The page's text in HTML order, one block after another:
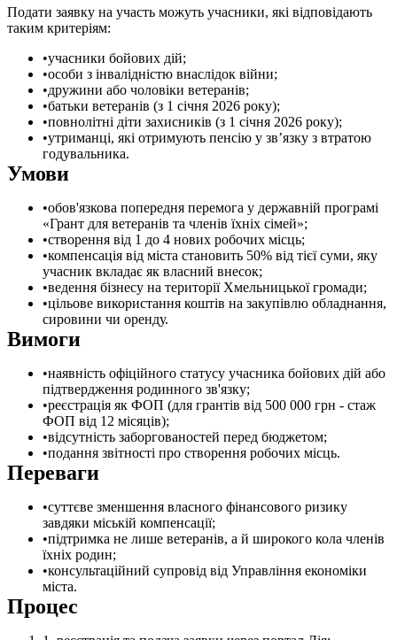
Подати заявку на участь можуть учасники, які відповідають
таким критеріям:
учасники бойових дій;
особи з інвалідністю внаслідок війни;
дружини або чоловіки ветеранів;
батьки ветеранів (з 1 січня 2026 року);
повнолітні діти захисників (з 1 січня 2026 року);
утриманці, які отримують пенсію у зв’язку з втратою
годувальника.
Умови
обов'язкова попередня перемога у державній програмі
«Грант для ветеранів та членів їхніх сімей»;
створення від 1 до 4 нових робочих місць;
компенсація від міста становить 50% від тієї суми, яку
учасник вкладає як власний внесок;
ведення бізнесу на території Хмельницької громади;
цільове використання коштів на закупівлю обладнання,
сировини чи оренду.
Вимоги
наявність офіційного статусу учасника бойових дій або
підтвердження родинного зв'язку;
реєстрація як ФОП (для грантів від 500 000 грн - стаж
ФОП від 12 місяців);
відсутність заборгованостей перед бюджетом;
подання звітності про створення робочих місць.
Переваги
суттєве зменшення власного фінансового ризику
завдяки міській компенсації;
підтримка не лише ветеранів, а й широкого кола членів
їхніх родин;
консультаційний супровід від Управління економіки
міста.
Процес